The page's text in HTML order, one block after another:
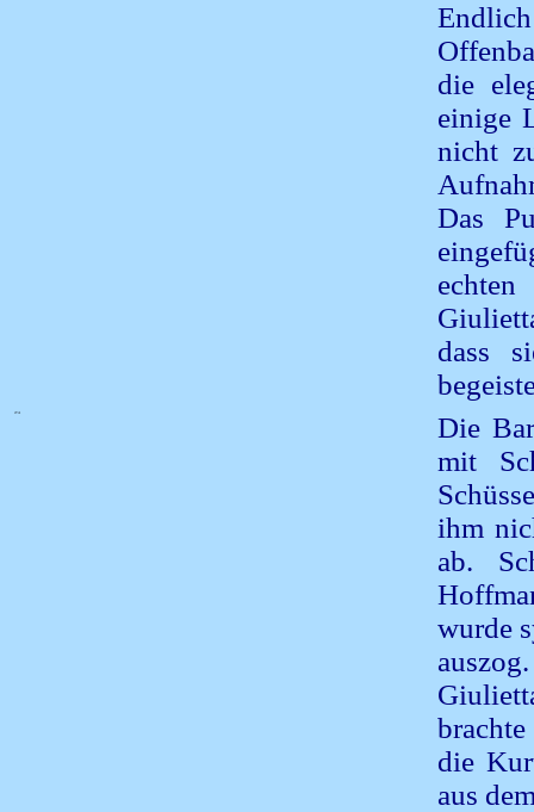
die
einige
nicht
Das
dass
iTA
Die
mit
ihm
ab.
wurde
die
aus